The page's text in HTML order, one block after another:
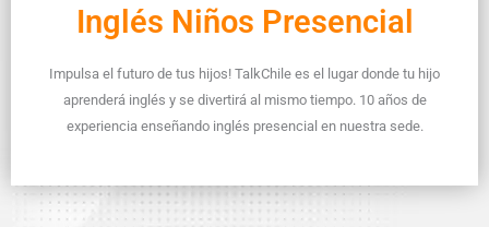
Inglés Niños Presencial
Impulsa el futuro de tus hijos! TalkChile es el lugar donde tu hijo
aprenderá inglés y se divertirá al mismo tiempo. 10 años de
experiencia enseñando inglés presencial en nuestra sede.